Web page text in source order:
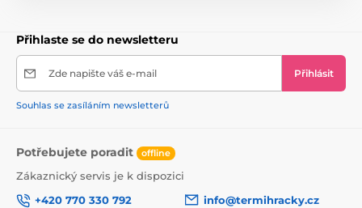
dostanete navíc 4 krásné dřevěné panenky, ideálně se
atraktivnější. K montáži musíte použít křížový
šroubovák, dům sestavíte asi za 60 minut.
Přihlaste se do newsletteru
Zde napište váš e-mail Přihlásit
Souhlas se zasíláním newsletterů
Potřebujete poradit offline
Zákaznický servis je k dispozici
+420 770 330 792
info@termihracky.cz